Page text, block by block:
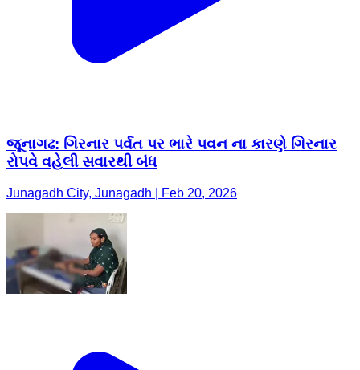
જૂનાગઢ: ગિરનાર પર્વત પર ભારે પવન ના કારણે ગિરનાર
રોપવે વહેલી સવારથી બંધ
Junagadh City, Junagadh | Feb 20, 2026